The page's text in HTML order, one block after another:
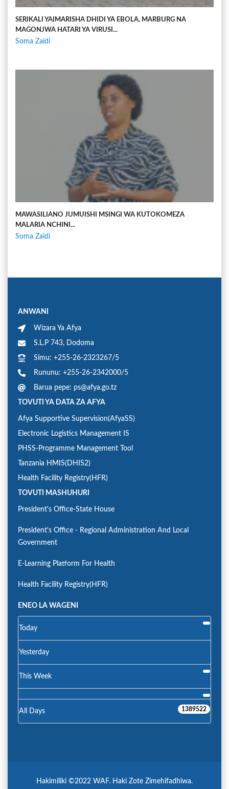
SERIKALI YAIMARISHA DHIDI YA EBOLA, MARBURG NA
MAGONJWA HATARI YA VIRUSI...
Soma Zaidi
MAWASILIANO JUMUISHI MSINGI WA KUTOKOMEZA
MALARIA NCHINI...
Soma Zaidi
ANWANI
Wizara Ya Afya
S.L.P 743, Dodoma
Simu: +255-26-2323267/5
Rununu: +255-26-2342000/5
Barua pepe: ps@afya.go.tz
TOVUTI YA DATA ZA AFYA
Afya Supportive Supervision(AfyaSS)
Electronic Logistics Management IS
PHSS-Programme Management Tool
Tanzania HMIS(DHIS2)
Health Facility Registry(HFR)
TOVUTI MASHUHURI
President's Office-State House
President's Office - Regional Administration And Local
Government
E-Learning Platform For Health
Health Facility Registry(HFR)
ENEO LA WAGENI
Today
Yesterday
This Week
All Days 1389522
Hakimiliki ©2022 WAF. Haki Zote Zimehifadhiwa.